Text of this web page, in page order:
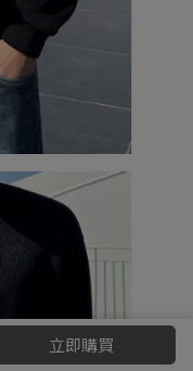
加入購物車
立即購買